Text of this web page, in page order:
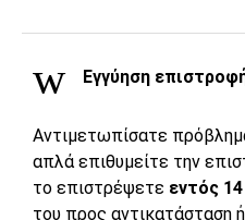
Εγγύηση
Αντιμετωπίσατε
απλά επιθυμείτε την
το επιστρέψετε εντός
του προς αντικατάσταση